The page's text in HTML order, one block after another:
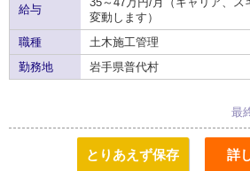
給与
変動します）
職種
土木施工管理
勤務地
岩手県普代村
最
とりあえず保存 詳